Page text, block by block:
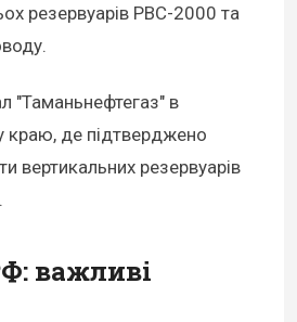
резервуарів РВС-2000 та
"Таманьнефтегаз" в
краю, де підтверджено
вертикальних резервуарів
важливі